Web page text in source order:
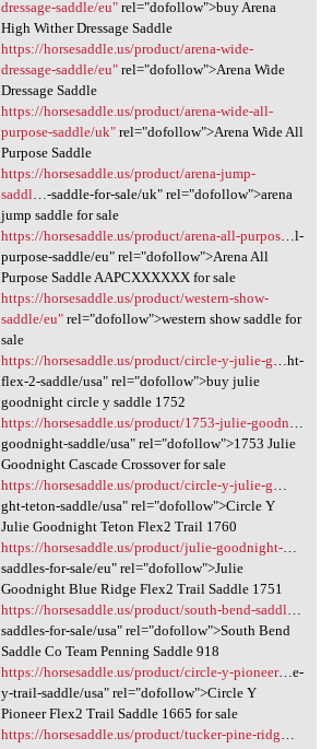
dressage-saddle/eu"rel="dofollow">buy Arena
High Wither Dressage Saddle
https://horsesaddle.us/product/arena-wide-
dressage-saddle/eu"rel="dofollow">Arena Wide
Dressage Saddle
https://horsesaddle.us/product/arena-wide-all-
purpose-saddle/uk"rel="dofollow">Arena Wide All
Purpose Saddle
https://horsesaddle.us/product/arena-jump-
saddl…-saddle-for-sale/uk" rel="dofollow">arena
jump saddle for sale
https://horsesaddle.us/product/arena-all-purpos…l-
purpose-saddle/eu" rel="dofollow">Arena All
Purpose Saddle AAPCXXXXXX for sale
https://horsesaddle.us/product/western-show-
saddle/eu"rel="dofollow">western show saddle for
sale
https://horsesaddle.us/product/circle-y-julie-g…ht-
flex-2-saddle/usa" rel="dofollow">buy julie
goodnight circle y saddle 1752
https://horsesaddle.us/product/1753-julie-goodn…
goodnight-saddle/usa" rel="dofollow">1753 Julie
Goodnight Cascade Crossover for sale
https://horsesaddle.us/product/circle-y-julie-g…
ght-teton-saddle/usa" rel="dofollow">Circle Y
Julie Goodnight Teton Flex2 Trail 1760
https://horsesaddle.us/product/julie-goodnight-…
saddles-for-sale/eu" rel="dofollow">Julie
Goodnight Blue Ridge Flex2 Trail Saddle 1751
https://horsesaddle.us/product/south-bend-saddl…
saddles-for-sale/usa" rel="dofollow">South Bend
Saddle Co Team Penning Saddle 918
https://horsesaddle.us/product/circle-y-pioneer…e-
y-trail-saddle/usa" rel="dofollow">Circle Y
Pioneer Flex2 Trail Saddle 1665 for sale
https://horsesaddle.us/product/tucker-pine-ridg…